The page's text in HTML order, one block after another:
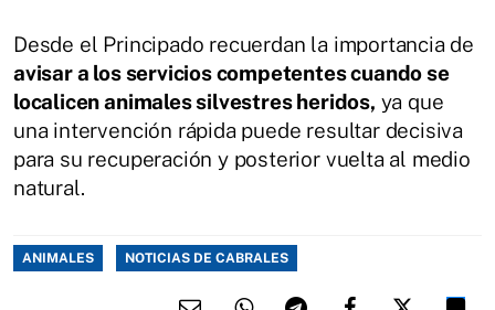
Desde el Principado recuerdan la importancia de
avisar a los servicios competentes cuando se
localicen animales silvestres heridos, ya que
una intervención rápida puede resultar decisiva
para su recuperación y posterior vuelta al medio
natural.
ANIMALES NOTICIAS DE CABRALES